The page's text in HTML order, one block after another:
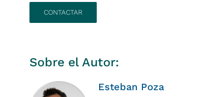
CONTACTAR
Sobre el Autor:
Esteban Poza